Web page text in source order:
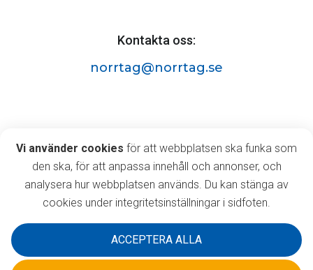
Kontakta oss:
norrtag@norrtag.se
Östermalmsgatan 63A,
903 35 Umeå
Vi använder cookies
Vi använder cookies för att webbplatsen ska funka som
den ska, för att anpassa innehåll och annonser, och
analysera hur webbplatsen används. Du kan stänga av
cookies under integritetsinställningar i sidfoten.
ACCEPTERA ALLA